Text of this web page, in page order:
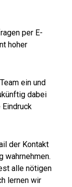
per E-
hoher
ein und
dabei
der Kontakt
wahrnehmen.
alle nötigen
lernen wir